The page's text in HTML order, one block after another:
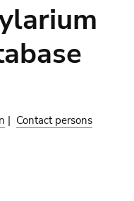
| Contact persons